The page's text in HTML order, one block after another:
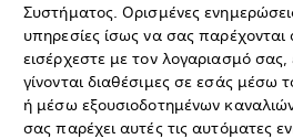
Συστήματος. Ορισμένες
υπηρεσίες ίσως να σας
εισέρχεστε με τον λογαριασμό
γίνονται διαθέσιμες σε εσάς μέσω
ή μέσω εξουσιοδοτημένων
σας παρέχει αυτές τις αυτόματες